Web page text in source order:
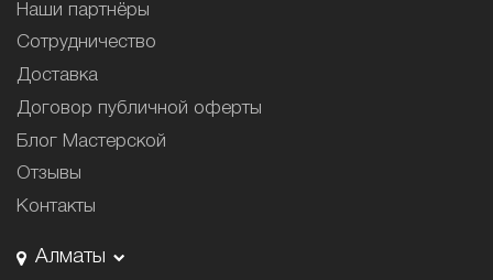
Наши партнёры
Сотрудничество
Доставка
Договор публичной оферты
Блог Мастерской
Отзывы
Контакты
Алматы